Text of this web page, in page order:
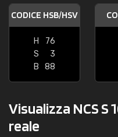
CODICE HSB/HSV
H
76
S
3
B
88
Visualizza NCS S
reale